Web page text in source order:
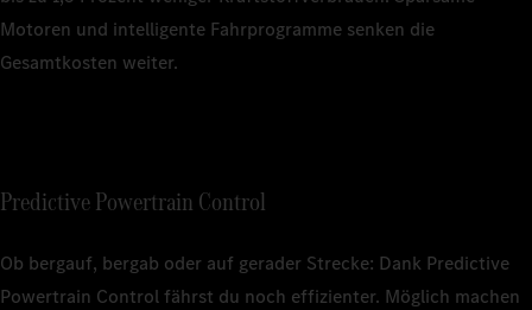
Motoren und intelligente Fahrprogramme senken die
Gesamtkosten weiter.
Predictive Powertrain Control
Ob bergauf, bergab oder auf gerader Strecke: Dank Predictive
Powertrain Control fährst du noch effizienter. Möglich machen